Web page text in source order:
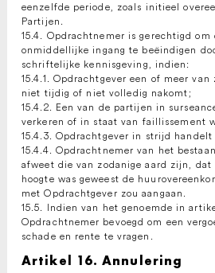
eenzelfde periode, zoals initieel
Partijen.
15.4. Opdrachtnemer is gerechtigd om
onmiddellijke ingang te beëindigen
schriftelijke kennisgeving, indien:
15.4.1. Opdrachtgever een of meer
niet tijdig of niet volledig nakomt;
15.4.2. Een van de partijen in
verkeren of in staat van faillissement
15.4.3. Opdrachtgever in strijd
15.4.4. Opdrachtnemer van het
afweet die van zodanige aard zijn,
hoogte was geweest de
met Opdrachtgever zou aangaan.
15.5. Indien van het genoemde in
Opdrachtnemer bevoegd om een
schade en rente te vragen.
Artikel 16. Annulering